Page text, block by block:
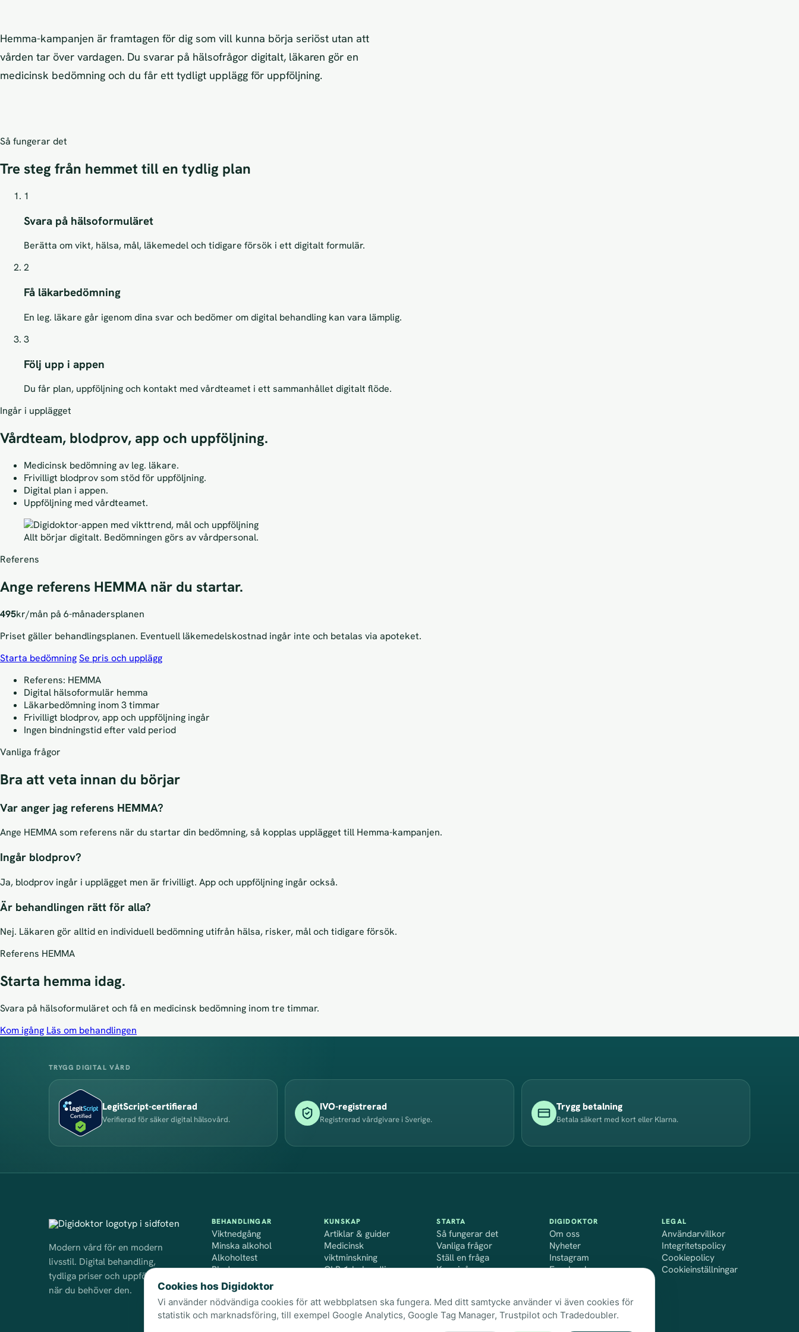
Hemma-kampanjen är framtagen för dig som vill kunna börja seriöst utan att
vården tar över vardagen. Du svarar på hälsofrågor digitalt, läkaren gör en
medicinsk bedömning och du får ett tydligt upplägg för uppföljning.
Så fungerar det
Tre steg från hemmet till en tydlig plan
1
Svara på hälsoformuläret
Berätta om vikt, hälsa, mål, läkemedel och tidigare försök i ett digitalt formulär.
2
Få läkarbedömning
En leg. läkare går igenom dina svar och bedömer om digital behandling kan vara lämplig.
3
Följ upp i appen
Du får plan, uppföljning och kontakt med vårdteamet i ett sammanhållet digitalt flöde.
Ingår i upplägget
Vårdteam, blodprov, app och uppföljning.
Medicinsk bedömning av leg. läkare.
Frivilligt blodprov som stöd för uppföljning.
Digital plan i appen.
Uppföljning med vårdteamet.
Allt börjar digitalt. Bedömningen görs av vårdpersonal.
Referens
Ange referens HEMMA när du startar.
495kr/mån på 6-månadersplanen
Priset gäller behandlingsplanen. Eventuell läkemedelskostnad ingår inte och betalas via apoteket.
Starta bedömningSe pris och upplägg
Referens: HEMMA
Digital hälsoformulär hemma
Läkarbedömning inom 3 timmar
Frivilligt blodprov, app och uppföljning ingår
Ingen bindningstid efter vald period
Vanliga frågor
Bra att veta innan du börjar
Var anger jag referens HEMMA?
Ange HEMMA som referens när du startar din bedömning, så kopplas upplägget till Hemma-kampanjen.
Ingår blodprov?
Ja, blodprov ingår i upplägget men är frivilligt. App och uppföljning ingår också.
Är behandlingen rätt för alla?
Nej. Läkaren gör alltid en individuell bedömning utifrån hälsa, risker, mål och tidigare försök.
Referens HEMMA
Starta hemma idag.
Svara på hälsoformuläret och få en medicinsk bedömning inom tre timmar.
Kom igång Läs om behandlingen
TRYGG DIGITAL VÅRD
LegitScript-certifierad
Verifierad för säker digital hälsovård.
IVO-registrerad
Registrerad vårdgivare i Sverige.
Trygg betalning
Betala säkert med kort eller Klarna.
Modern vård för en modern
livsstil. Digital behandling,
tydliga priser och uppföljning
när du behöver den.
BEHANDLINGAR
Viktnedgångonline
Minska alkohol
Alkoholtestonline
Blodprovmed läkartolkning
Insikt PCOS blodprov
PCOSoch viktprogram
KUNSKAP
Artiklar & guider
Medicinsk
viktminskning
GLP-1-behandlingvid viktminskning
STARTA
Så fungerar det
Vanliga frågor
Ställ en fråga
Kom igång
DIGIDOKTOR
Om oss
Nyheterom viktminskning
Instagram
Facebook
LEGAL
Användarvillkorför Digidoktor
Integritetspolicyför Digidoktor
Cookiepolicyför Digidoktor
Cookieinställningarför
Cookies hos Digidoktor
Vi använder nödvändiga cookies för att webbplatsen ska fungera. Med ditt samtycke använder vi även cookies för
statistik och marknadsföring, till exempel Google Analytics, Google Tag Manager, Trustpilot och Tradedoubler.